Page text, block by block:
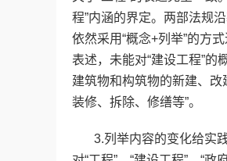
程”内涵的界定。两部法规
依然采用“概念+列举”的方
表述，未能对“建设工程”
建筑物和构筑物的新建、改
装修、拆除、修缮等”。
3.列举内容的变化给实践